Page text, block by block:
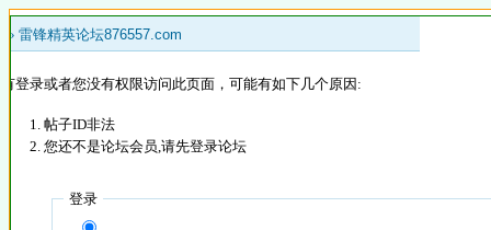
» 雷锋精英论坛876557.com
登录或者您没有权限访问此页面，可能有如下几个原因:
帖子ID非法
您还不是论坛会员,请先登录论坛
登录